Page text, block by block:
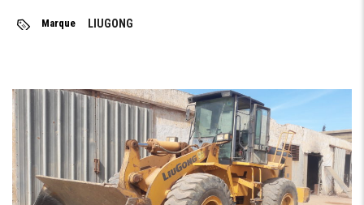
Marque LIUGONG